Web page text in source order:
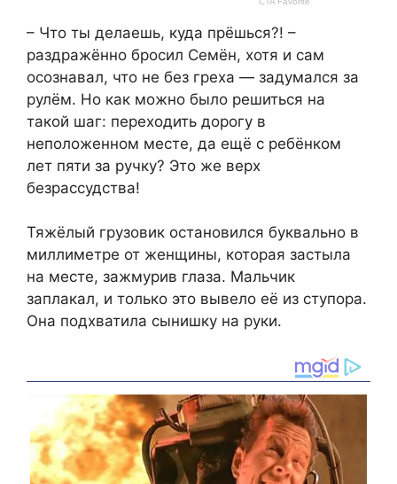
– Что ты делаешь, куда прёшься?! –
раздражённо бросил Семён, хотя и сам
осознавал, что не без греха — задумался за
рулём. Но как можно было решиться на
такой шаг: переходить дорогу в
неположенном месте, да ещё с ребёнком
лет пяти за ручку? Это же верх
безрассудства!
Тяжёлый грузовик остановился буквально в
миллиметре от женщины, которая застыла
на месте, зажмурив глаза. Мальчик
заплакал, и только это вывело её из ступора.
Она подхватила сынишку на руки.